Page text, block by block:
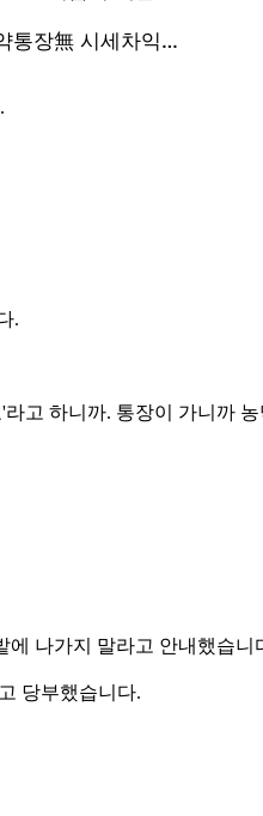
.
고 하니까. 통장이 가니까
에 나가지 말라고 안내했습니
당부했습니다.